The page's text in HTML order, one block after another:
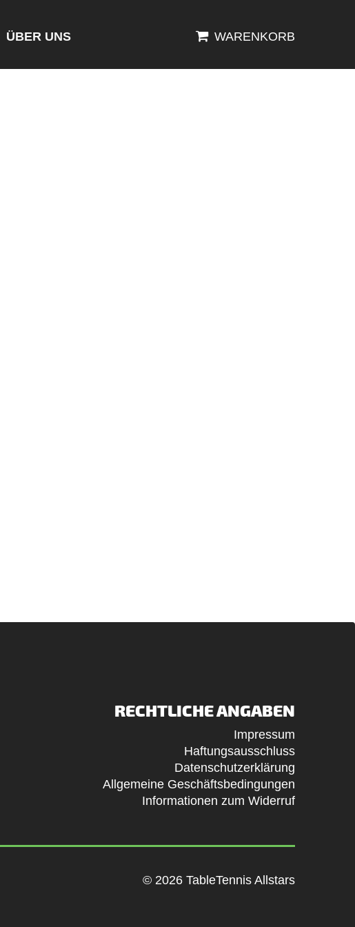
ÜBER UNS WARENKORB
RECHTLICHE ANGABEN
Impressum
Haftungsausschluss
Datenschutzerklärung
Allgemeine Geschäftsbedingungen
Informationen zum Widerruf
© 2026 TableTennis Allstars